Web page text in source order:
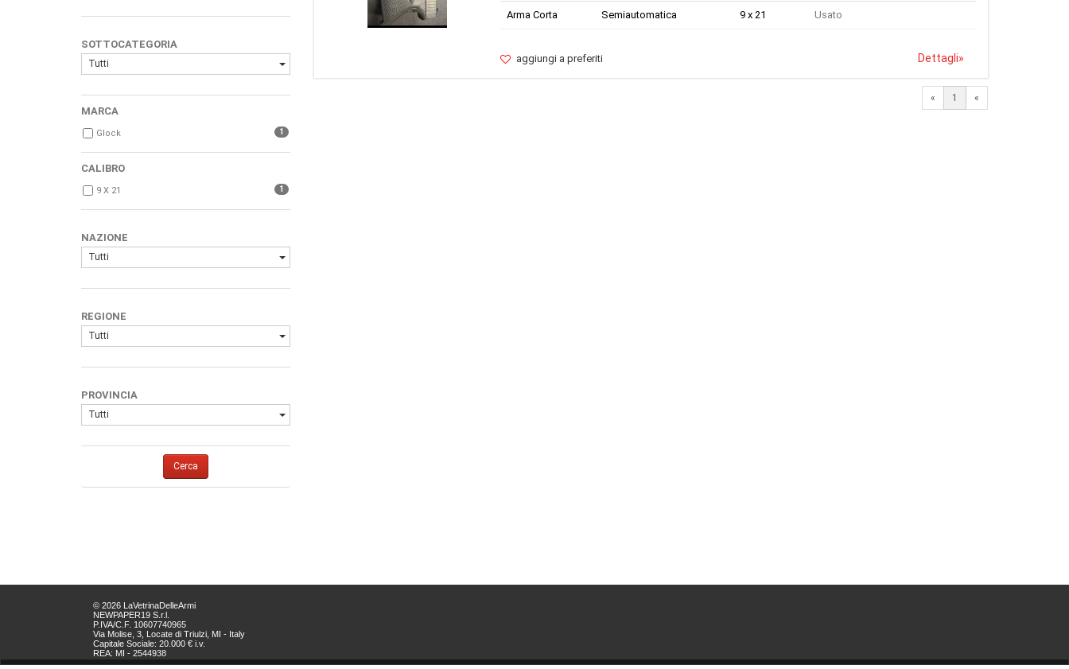
SOTTOCATEGORIA
Tutti
MARCA
Glock 1
CALIBRO
9 X 21 1
NAZIONE
Tutti
REGIONE
Tutti
PROVINCIA
Tutti
Cerca
Arma Corta Semiautomatica 9 x 21 Usato
aggiungi a preferiti Dettagli»
« 1 «
© 2026 LaVetrinaDelleArmi
NEWPAPER19 S.r.l.
P.IVA/C.F. 10607740965
Via Molise, 3, Locate di Triulzi, MI - Italy
Capitale Sociale: 20.000 € i.v.
REA: MI - 2544938